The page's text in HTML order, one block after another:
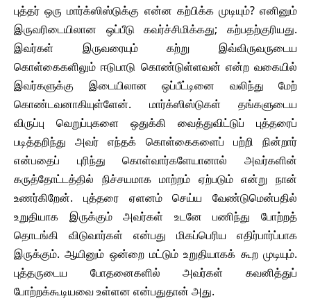
புத்தர் ஒரு மார்க்ஸிஸ்டுக்கு என்ன கற்பிக்க முடியும்? எனினும்
இருவரிடையிலான ஒப்பீடு கவர்ச்சிமிக்கது; கற்பதற்குரியது.
இவர்கள் இருவரையும் கற்று இவ்விருவருடைய
கொள்கைகளிலும் ஈடுபாடு கொண்டுள்ளவன் என்ற வகையில்
இவர்களுக்கு இடையிலான ஒப்பீட்டினை வலிந்து மேற்
கொண்டவனாகியுள்ளேன். மார்க்ஸிஸ்டுகள் தங்களுடைய
விருப்பு வெறுப்புகளை ஒதுக்கி வைத்துவிட்டுப் புத்தரைப்
படித்தறிந்து அவர் எந்தக் கொள்கைகளைப் பற்றி நின்றார்
என்பதைப் புரிந்து கொள்வார்களேயானால் அவர்களின்
கருத்தோட்டத்தில் நிச்சயமாக மாற்றம் ஏற்படும் என்று நான்
உணர்கிறேன். புத்தரை ஏளனம் செய்ய வேண்டுமென்பதில்
உறுதியாக இருக்கும் அவர்கள் உடனே பணிந்து போற்றத்
தொடங்கி விடுவார்கள் என்பது மிகப்பெரிய எதிர்பார்ப்பாக
இருக்கும். ஆயினும் ஒன்றை மட்டும் உறுதியாகக் கூற முடியும்.
புத்தருடைய போதனைகளில் அவர்கள் கவனித்துப்
போற்றக்கூடியவை உள்ளன என்பதுதான் அது.